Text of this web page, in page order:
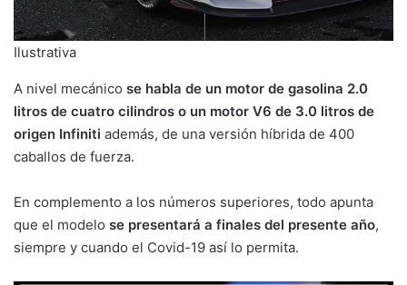
Ilustrativa
A nivel mecánico se habla de un motor de gasolina 2.0
litros de cuatro cilindros o un motor V6 de 3.0 litros de
origen Infiniti además, de una versión híbrida de 400
caballos de fuerza.
En complemento a los números superiores, todo apunta
que el modelo se presentará a finales del presente año,
siempre y cuando el Covid-19 así lo permita.